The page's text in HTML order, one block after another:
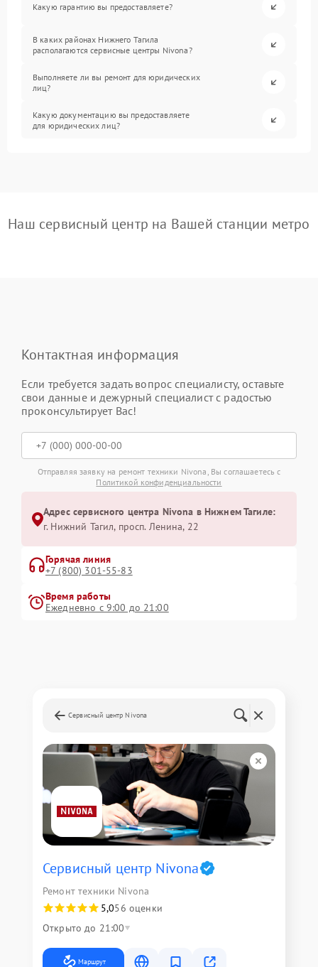
Какую гарантию вы предоставляете?
В каких районах Нижнего Тагила
располагаются сервисные центры Nivona?
Выполняете ли вы ремонт для юридических
лиц?
Какую документацию вы предоставляете
для юридических лиц?
Наш сервисный центр на Вашей станции метро
Контактная информация
Если требуется задать вопрос специалисту, оставьте
свои данные и дежурный специалист с радостью
проконсультирует Вас!
Отправляя заявку на ремонт техники Nivona, Вы соглашаетесь с
Политикой конфиденциальности
Адрес сервисного центра Nivona в Нижнем Тагиле:
г. Нижний Тагил, просп. Ленина, 22
Горячая линия
+7 (800) 301-55-83
Время работы
Ежедневно с 9:00 до 21:00
Сервисный центр Nivona
Сервисный центр Nivona
Ремонт техники Nivona
5,056 оценки
Открыто до 21:00
Маршрут